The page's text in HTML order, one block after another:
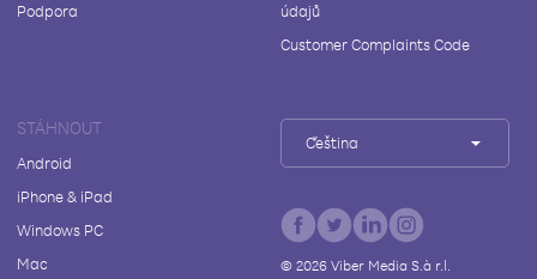
Podpora
údajů
Customer Complaints Code
STÁHNOUT
Android
iPhone & iPad
Windows PC
Mac
Čeština
© 2026Viber Media S.à r.l.